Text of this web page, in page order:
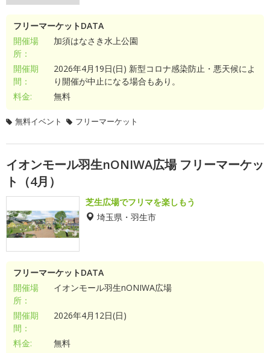
フリーマーケットDATA
開催場
所：
加須はなさき水上公園
開催期
間：
2026年4月19日(日) 新型コロナ感染防止・悪天候によ
り開催が中止になる場合もあり。
料金:
無料
無料イベント フリーマーケット
イオンモール羽生nONIWA広場 フリーマーケッ
ト（4月）
芝生広場でフリマを楽しもう
埼玉県・羽生市
フリーマーケットDATA
開催場
所：
イオンモール羽生nONIWA広場
開催期
間：
2026年4月12日(日)
料金: 無料